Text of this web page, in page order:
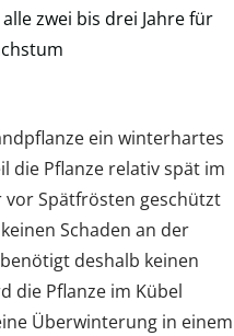
zwei bis drei Jahre für
ein winterhartes
die Pflanze relativ spät im
Spätfrösten geschützt
Schaden an der
deshalb keinen
die Pflanze im Kübel
Überwinterung in einem